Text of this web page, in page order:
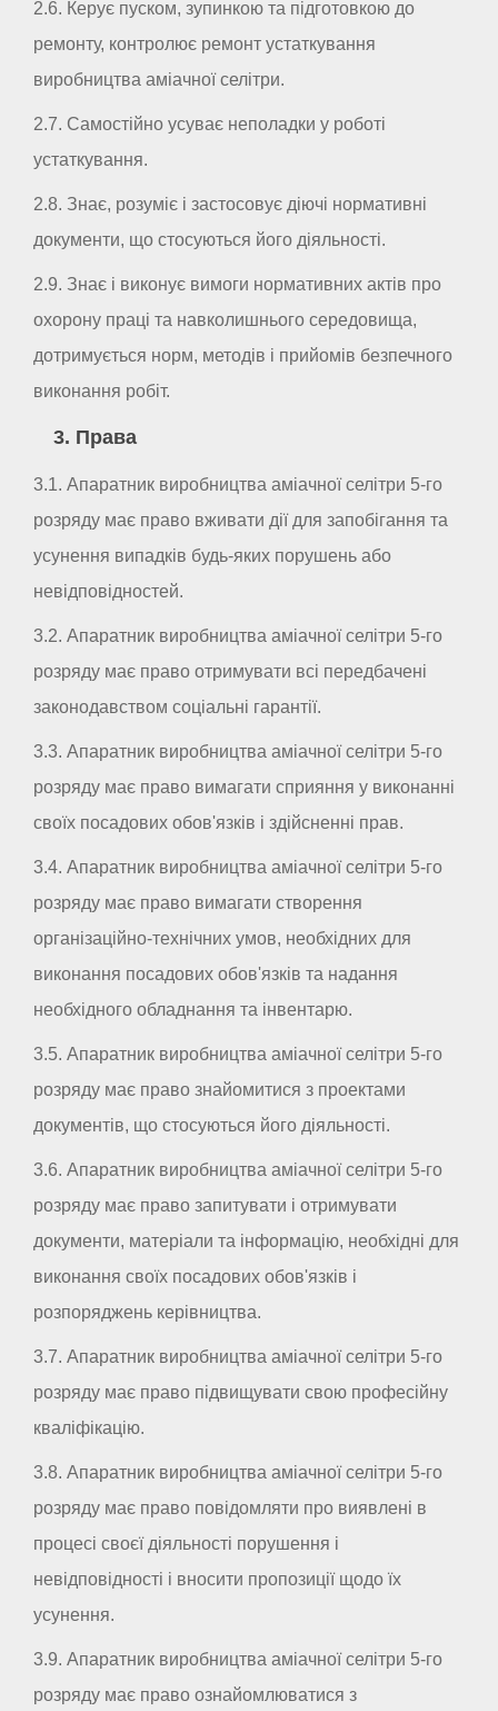
2.6. Керує пуском, зупинкою та підготовкою до
ремонту, контролює ремонт устаткування
виробництва аміачної селітри.
2.7. Самостійно усуває неполадки у роботі
устаткування.
2.8. Знає, розуміє і застосовує діючі нормативні
документи, що стосуються його діяльності.
2.9. Знає і виконує вимоги нормативних актів про
охорону праці та навколишнього середовища,
дотримується норм, методів і прийомів безпечного
виконання робіт.
3. Права
3.1. Апаратник виробництва аміачної селітри 5-го
розряду має право вживати дії для запобігання та
усунення випадків будь-яких порушень або
невідповідностей.
3.2. Апаратник виробництва аміачної селітри 5-го
розряду має право отримувати всі передбачені
законодавством соціальні гарантії.
3.3. Апаратник виробництва аміачної селітри 5-го
розряду має право вимагати сприяння у виконанні
своїх посадових обов'язків і здійсненні прав.
3.4. Апаратник виробництва аміачної селітри 5-го
розряду має право вимагати створення
організаційно-технічних умов, необхідних для
виконання посадових обов'язків та надання
необхідного обладнання та інвентарю.
3.5. Апаратник виробництва аміачної селітри 5-го
розряду має право знайомитися з проектами
документів, що стосуються його діяльності.
3.6. Апаратник виробництва аміачної селітри 5-го
розряду має право запитувати і отримувати
документи, матеріали та інформацію, необхідні для
виконання своїх посадових обов'язків і
розпоряджень керівництва.
3.7. Апаратник виробництва аміачної селітри 5-го
розряду має право підвищувати свою професійну
кваліфікацію.
3.8. Апаратник виробництва аміачної селітри 5-го
розряду має право повідомляти про виявлені в
процесі своєї діяльності порушення і
невідповідності і вносити пропозиції щодо їх
усунення.
3.9. Апаратник виробництва аміачної селітри 5-го
розряду має право ознайомлюватися з